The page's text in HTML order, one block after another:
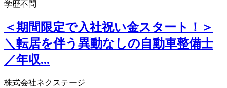
学歴不問
＜期間限定で入社祝い金スタート！＞
＼転居を伴う異動なしの自動車整備士
／年収...
株式会社ネクステージ